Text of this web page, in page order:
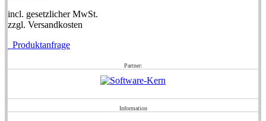
incl. gesetzlicher MwSt.
zzgl. Versandkosten
Produktanfrage
Partner:
Information